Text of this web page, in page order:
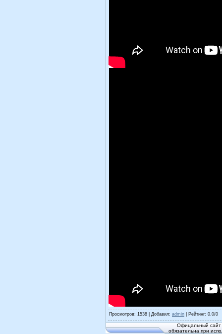
Просмотров: 1538 | Добавил: admin Рейтинг: 0.0/0
Офицальный сайт
обязательна при